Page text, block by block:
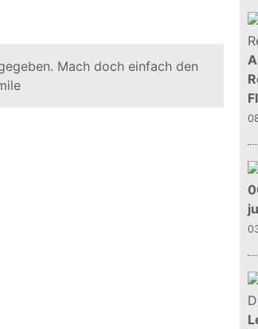
Mach doch einfach den